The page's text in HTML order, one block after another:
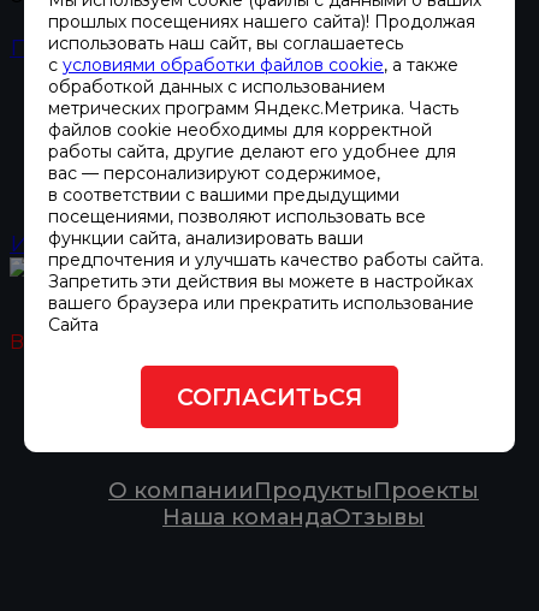
Перейти в интернет-магазин запчастей
ИНСТРУКЦИЯ ПО
ЭКСПЛУАТАЦИИ FGW
Инструкция
Веб-форма не найдена.
ОСНОВНОЕ
О компанииПродуктыПроекты
Наша командаОтзывы
прошлых посещениях нашего сайта)! Продолжая
использовать наш сайт, вы соглашаетесь
с условиями обработки файлов cookie, а также
обработкой данных с использованием
метрических программ Яндекс.Метрика. Часть
файлов cookie необходимы для корректной
работы сайта, другие делают его удобнее для
вас — персонализируют содержимое,
в соответствии с вашими предыдущими
посещениями, позволяют использовать все
функции сайта, анализировать ваши
предпочтения и улучшать качество работы сайта.
Запретить эти действия вы можете в настройках
вашего браузера или прекратить использование
Сайта
СОГЛАСИТЬСЯ